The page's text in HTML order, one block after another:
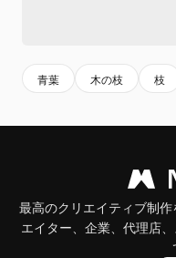
青葉 木の枝 枝
最高のクリエイティブ制
エイター、企業、代理店